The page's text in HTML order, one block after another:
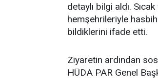
detaylı bilgi aldı.
hemşehrileriyle
bildiklerini ifade etti.
Ziyaretin ardından
HÜDA PAR Genel